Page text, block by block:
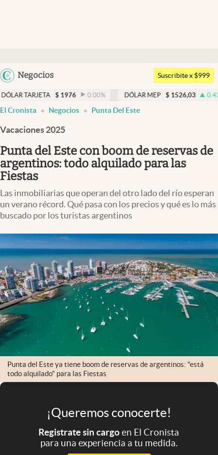
Argentina
Uruguay
Negocios
Members
Economía y Política
Finanzas y Mercados
Mercados Online
Negocios
Columnistas
Apertura
Clase
Clima
Mundial 2026
Eventos Corporativos
El Cronista Studio
Mediakit
abre en nueva pestaña
Argentina
Suscribite x $999
$ 1976 0.00% DÓLAR MEP $ 1526,03 0.43%
El Cronista Negocios Punta Del Este
Vacaciones 2025
Punta del Este con boom de reservas de
argentinos: todo alquilado para las
Fiestas
Las inmobiliarias que operan del otro lado del río esperan
un verano récord. Qué pasa con los precios y qué es lo más
buscado por los turistas argentinos
Punta del Este ya tiene boom de reservas de argentinos: "está
todo alquilado" para las Fiestas
¡Queremos conocerte!
Registrate sin cargoen El Cronista
para una experiencia a tu medida.